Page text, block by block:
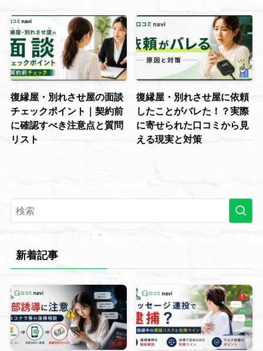
復縁屋・別れさせ屋の面談
チェックポイント｜契約前
に確認すべき注意点と質問
リスト
復縁屋・別れさせ屋に依頼
したことがバレた！？実際
に寄せられた口コミから見
える現実と対策
新着記事